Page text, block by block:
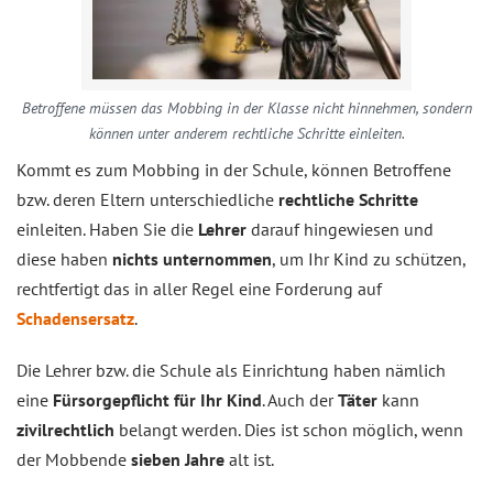
Betroffene müssen das Mobbing in der Klasse nicht hinnehmen, sondern
können unter anderem rechtliche Schritte einleiten.
Kommt es zum Mobbing in der Schule, können Betroffene
bzw. deren Eltern unterschiedliche rechtliche Schritte
einleiten. Haben Sie die Lehrer darauf hingewiesen und
diese haben nichts unternommen, um Ihr Kind zu schützen,
rechtfertigt das in aller Regel eine Forderung auf
Schadensersatz.
Die Lehrer bzw. die Schule als Einrichtung haben nämlich
eine Fürsorgepflicht für Ihr Kind. Auch derTäter kann
zivilrechtlich belangt werden. Dies ist schon möglich, wenn
der Mobbende sieben Jahre alt ist.